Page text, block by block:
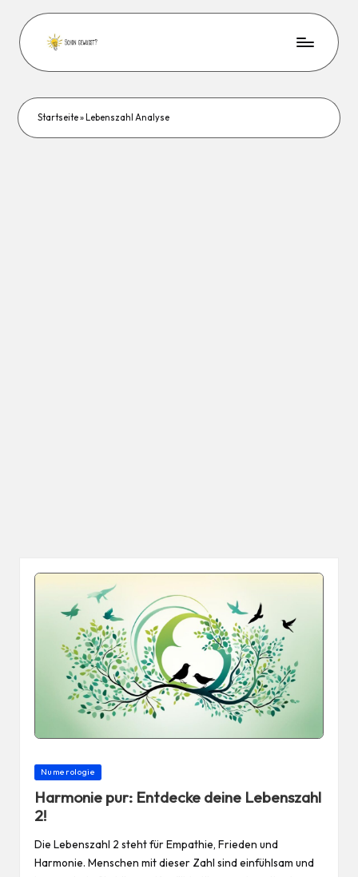
Startseite» Lebenszahl Analyse
Posted
Numerologie
Harmonie pur: Entdecke deine Lebenszahl
2!
Die Lebenszahl 2 steht für Empathie, Frieden und
Harmonie. Menschen mit dieser Zahl sind einfühlsam und